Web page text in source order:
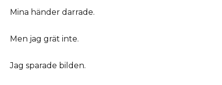
Mina händer darrade.
Men jag grät inte.
Jag sparade bilden.